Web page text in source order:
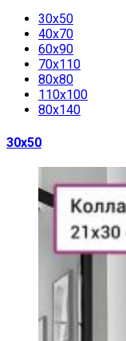
30х50
40х70
60х90
70х110
80х80
110х100
80х140
30х50